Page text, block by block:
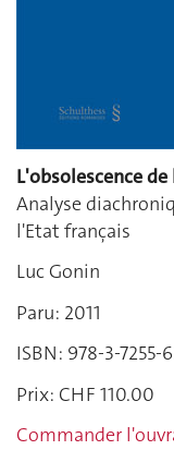
L'obsolescence
Analyse
l'Etat français
Luc Gonin
Paru: 2011
ISBN: 978-3-7255-
Prix: CHF 110.00
Commander